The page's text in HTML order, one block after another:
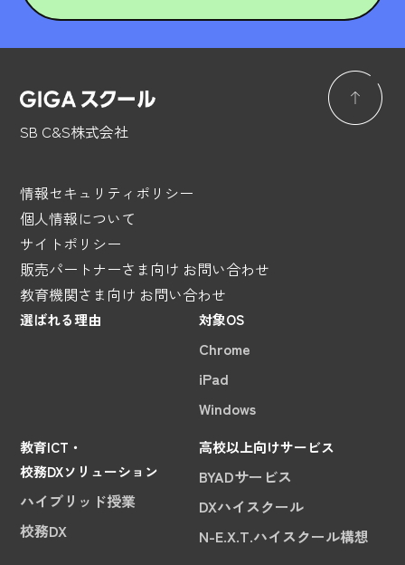
SB C&S株式会社
情報セキュリティポリシー
個人情報について
サイトポリシー
販売パートナーさま向け お問い合わせ
教育機関さま向け お問い合わせ
選ばれる理由 対象OS
Chrome
iPad
Windows
教育ICT・
校務DXソリューション
ハイブリッド授業
校務DX
高校以上向けサービス
BYADサービス
DXハイスクール
N-E.X.T.ハイスクール構想